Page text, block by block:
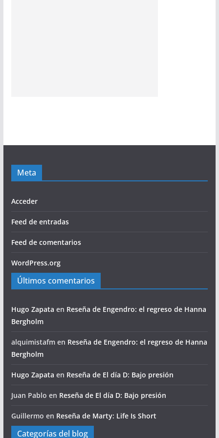
Meta
Acceder
Feed de entradas
Feed de comentarios
WordPress.org
Últimos comentarios
Hugo Zapata en Reseña de Engendro: el regreso de Hanna
Bergholm
alquimistafmen Reseña de Engendro: el regreso de Hanna
Bergholm
Hugo Zapata en Reseña de El día D: Bajo presión
Juan Pablo en Reseña de El día D: Bajo presión
Guillermo en Reseña de Marty: Life Is Short
Categorías del blog